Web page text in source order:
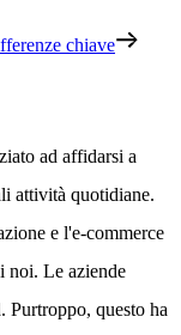
chiave
ad affidarsi a
attività quotidiane.
e l'e-commerce
noi. Le aziende
Purtroppo, questo ha